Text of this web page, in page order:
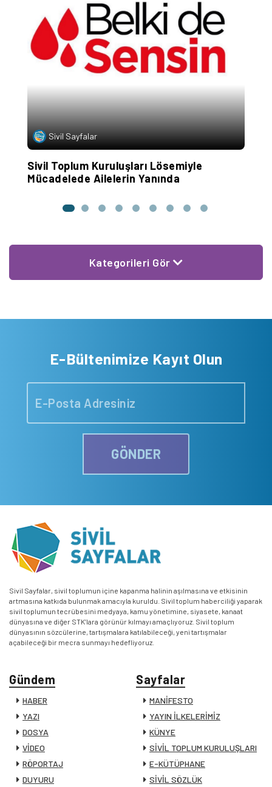
Sivil Sayfalar
Sivil Toplum Kuruluşları Lösemiyle
Mücadelede Ailelerin Yanında
Kategorileri Gör
E-Bültenimize Kayıt Olun
GÖNDER
Sivil Sayfalar, sivil toplumun içine kapanma halinin aşılmasına ve etkisinin
artmasına katkıda bulunmak amacıyla kuruldu. Sivil toplum haberciliği yaparak
sivil toplumun tecrübesini medyaya, kamu yönetimine, siyasete, kanaat
dünyasına ve diğer STK’lara görünür kılmayı amaçlıyoruz. Sivil toplum
dünyasının sözcülerine, tartışmalara katılabileceği, yeni tartışmalar
açabileceği bir mecra sunmayı hedefliyoruz.
Gündem
HABER
YAZI
DOSYA
VİDEO
RÖPORTAJ
DUYURU
Sayfalar
MANİFESTO
YAYIN İLKELERİMİZ
KÜNYE
SİVİL TOPLUM KURULUŞLARI
E-KÜTÜPHANE
SİVİL SÖZLÜK